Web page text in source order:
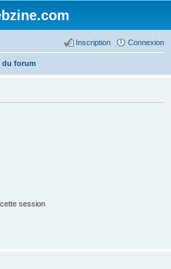
Connexion
Inscription
du forum
session